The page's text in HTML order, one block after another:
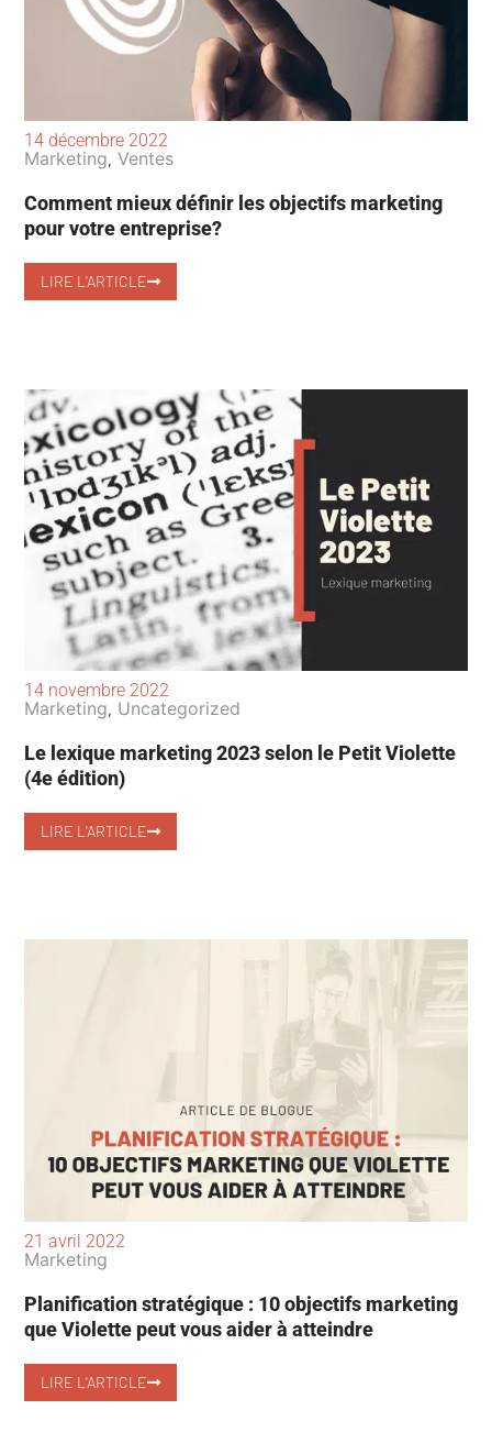
14 décembre 2022
Marketing, Ventes
Comment mieux définir les objectifs marketing
pour votre entreprise?
LIRE L'ARTICLE
14 novembre 2022
Marketing, Uncategorized
Le lexique marketing 2023 selon le Petit Violette
(4e édition)
LIRE L'ARTICLE
21 avril 2022
Marketing
Planification stratégique : 10 objectifs marketing
que Violette peut vous aider à atteindre
LIRE L'ARTICLE